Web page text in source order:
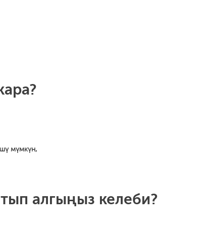
мүмкүн,
алгыңыз келеби?